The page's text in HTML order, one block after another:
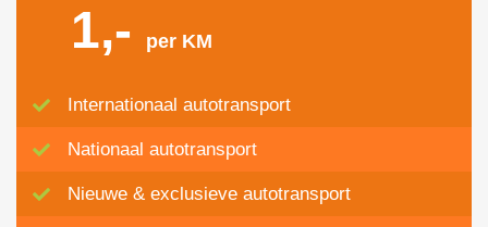
1,- per KM
Internationaal autotransport
Nationaal autotransport
Nieuwe & exclusieve autotransport